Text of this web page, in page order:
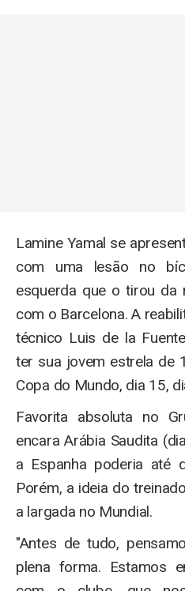
Lamine Yamal se
com uma lesão no
esquerda que o tirou da
com o Barcelona. A
técnico Luis de la
ter sua jovem estrela de
Copa do Mundo, dia 15,
Favorita absoluta no
encara Arábia Saudita
a Espanha poderia até
Porém, a ideia do
a largada no Mundial.
"Antes de tudo,
plena forma. Estamos